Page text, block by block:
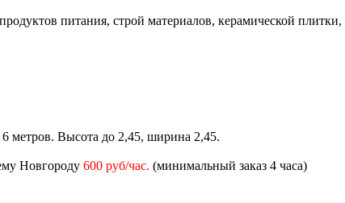
продуктов питания, строй материалов, керамической
метров. Высота до 2,45, ширина 2,45.
Новгороду 600 руб/час. (минимальный заказ 4 часа)